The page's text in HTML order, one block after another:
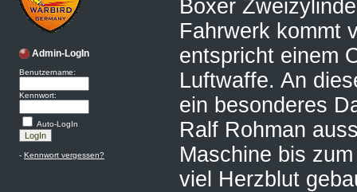
Admin-LogIn
Benutzername:
Kennwort:
Auto-LogIn
- Kennwort vergessen?
Boxer
Fahrwerk kommt
entspricht einem
Luftwaffe. An
ein besonderes
Ralf Rohman
Maschine bis
viel Herzblut